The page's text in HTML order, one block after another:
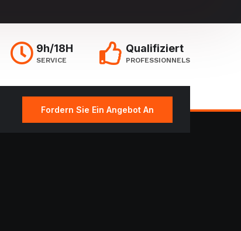
9h/18H
SERVICE
Qualifiziert
PROFESSIONNELS
Fordern Sie Ein Angebot An